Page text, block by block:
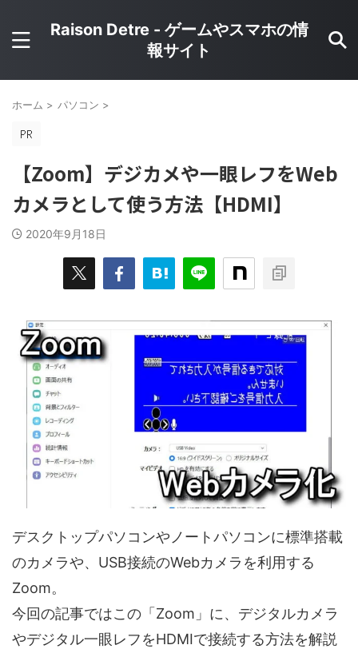
Raison Detre - ゲームやスマホの情
報サイト
ホーム > パソコン >
【Zoom】デジカメや一眼レフをWeb
カメラとして使う方法【HDMI】
2020年9月18日
デスクトップパソコンやノートパソコンに標準搭載
のカメラや、USB接続のWebカメラを利用する
Zoom。
今回の記事ではこの「Zoom」に、デジタルカメラ
やデジタル一眼レフをHDMIで接続する方法を解説